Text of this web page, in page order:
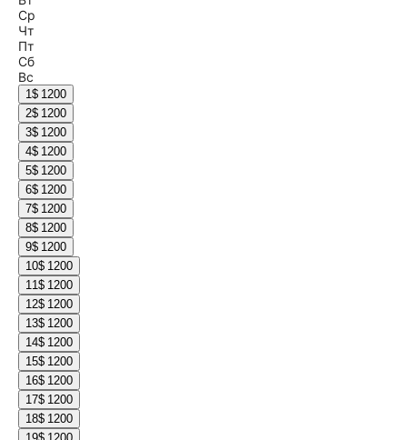
Ср
Чт
Пт
Сб
Вс
1$ 1200
2$ 1200
3$ 1200
4$ 1200
5$ 1200
6$ 1200
7$ 1200
8$ 1200
9$ 1200
10$ 1200
11$ 1200
12$ 1200
13$ 1200
14$ 1200
15$ 1200
16$ 1200
17$ 1200
18$ 1200